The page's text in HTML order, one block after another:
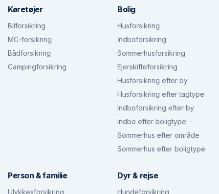
Køretøjer
Bilforsikring
MC-forsikring
Bådforsikring
Campingforsikring
Bolig
Husforsikring
Indboforsikring
Sommerhusforsikring
Ejerskifteforsikring
Husforsikring efter by
Husforsikring efter tagtype
Indboforsikring efter by
Indbo efter boligtype
Sommerhus efter område
Sommerhus efter boligtype
Person & familie
Ulykkesforsikring
Dyr & rejse
Hundeforsikring